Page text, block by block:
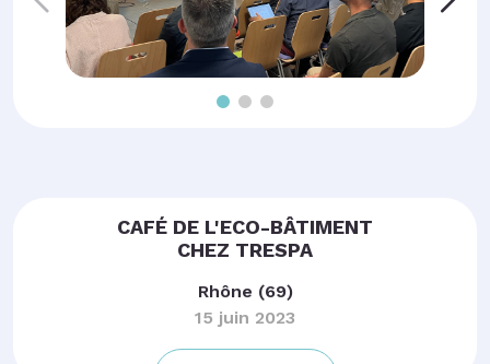
CAFÉ DE L'ECO-BÂTIMENT
CHEZ TRESPA
Rhône (69)
15 juin 2023